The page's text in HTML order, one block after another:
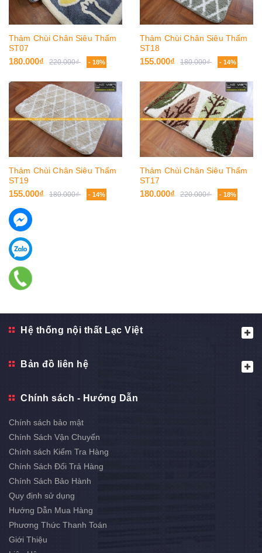
Thảm Chùi Chân Siêu Thấm
ST07
180.000₫ 220.000₫ - 18%
Thảm Chùi Chân Siêu Thấm
ST19
155.000₫ 180.000₫ - 14%
Thảm Chùi Chân Siêu Thấm
ST18
155.000₫ 180.000₫ - 14%
Thảm Chùi Chân Siêu Thấm
ST17
180.000₫ 220.000₫ - 18%
Hệ thống nội thất Lạc Việt
Bản đồ liên hệ
Chính sách - Hướng Dẫn
Chính sách bảo mật
Chính Sách Vận Chuyển
Chính sách Kiểm Tra Hàng
Chính Sách Đổi Trả Hàng
Chính Sách Bảo Hành
Quy định sử dụng
Hướng Dẫn Mua Hàng
Phương Thức Thanh Toán
Giới Thiệu